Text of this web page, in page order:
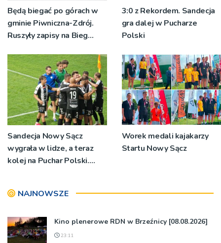
Będą biegać po górach w
gminie Piwniczna-Zdrój.
Ruszyły zapisy na Bieg
3:0 z Rekordem. Sandecja
gra dalej w Pucharze
Polski
Sandecja Nowy Sącz
wygrała w lidze, a teraz
kolej na Puchar Polski.
Worek medali kajakarzy
Startu Nowy Sącz
NAJNOWSZE
Kino plenerowe RDN w Brzeźnicy [08.08.2026]
23:11